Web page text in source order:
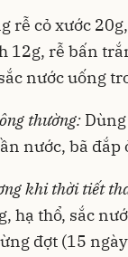
rễ cỏ xước
12g, rễ bấn
nước uống
thường:
nước, bã đắp
khi thời tiết
hạ thổ, sắc
đợt (15